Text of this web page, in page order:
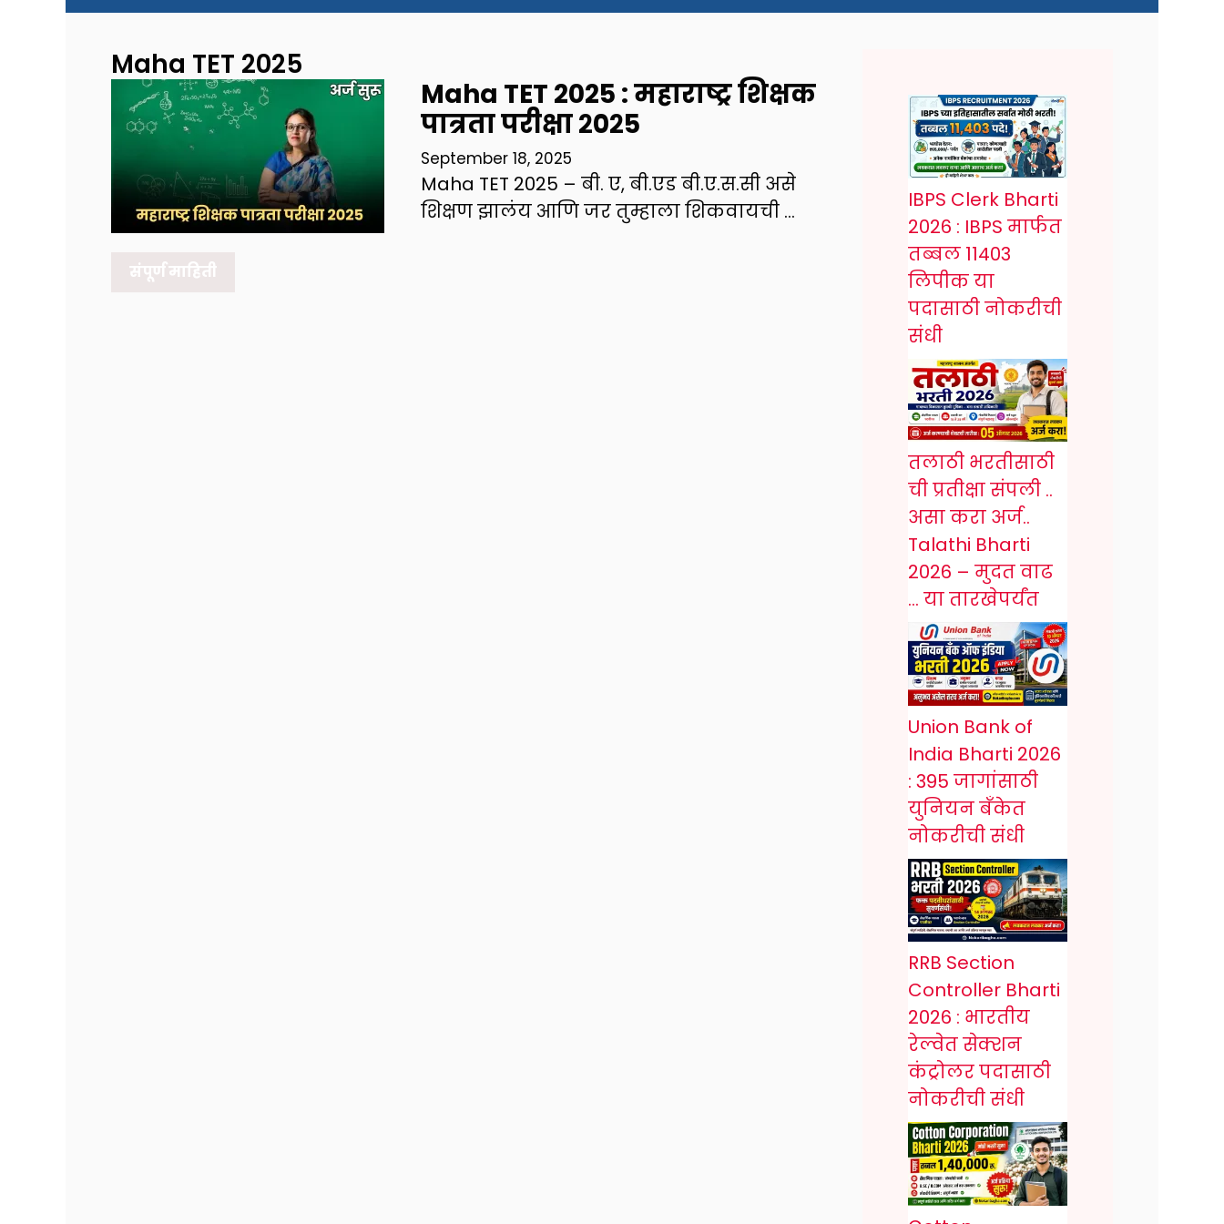
Maha TET 2025
Maha TET 2025 : महाराष्ट्र शिक्षक
पात्रता परीक्षा २०२5
September 18, 2025
Maha TET 2025 – बी. ए, बी.एड बी.ए.स.सी असे
शिक्षण झालंय आणि जर तुम्हाला शिकवायची …
संपूर्ण माहिती
IBPS Clerk Bharti
2026 : IBPS मार्फत
तब्बल 11403
लिपीक या
पदासाठी नोकरीची
संधी
तलाठी भरतीसाठी
ची प्रतीक्षा संपली ..
असा करा अर्ज..
Talathi Bharti
2026 – मुदत वाढ
… या तारखेपर्यंत
Union Bank of
India Bharti 2026
: 395 जागांसाठी
युनियन बँकेत
नोकरीची संधी
RRB Section
Controller Bharti
2026 : भारतीय
रेल्वेत सेक्शन
कंट्रोलर पदासाठी
नोकरीची संधी